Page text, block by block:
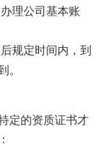
理公司基本账
规定时间内，到
定的资质证书才